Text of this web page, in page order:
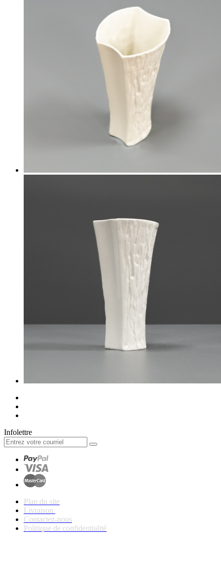
Infolettre
Plan du site
Livraison
Contactez-nous
Politique de confidentialité